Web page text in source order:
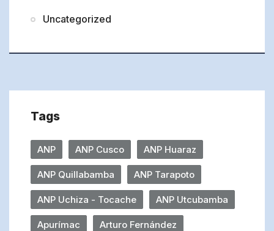
Uncategorized
Tags
ANP ANP Cusco ANP Huaraz
ANP Quillabamba ANP Tarapoto
ANP Uchiza - Tocache ANP Utcubamba
Apurímac Arturo Fernández